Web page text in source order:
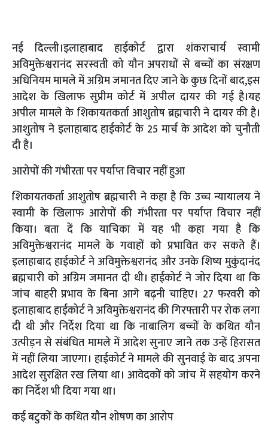
नई दिल्ली।इलाहाबाद हाईकोर्ट द्वारा शंकराचार्य स्वामी
अविमुक्तेश्वरानंद सरस्वती को यौन अपराधों से बच्चों का संरक्षण
अधिनियम मामले में अग्रिम जमानत दिए जाने के कुछ दिनों बाद,इस
आदेश के खिलाफ सुप्रीम कोर्ट में अपील दायर की गई है।यह
अपील मामले के शिकायतकर्ता आशुतोष ब्रह्मचारी ने दायर की है।
आशुतोष ने इलाहाबाद हाईकोर्ट के 25 मार्च के आदेश को चुनौती
दी है।
आरोपों की गंभीरता पर पर्याप्त विचार नहीं हुआ
शिकायतकर्ता आशुतोष ब्रह्मचारी ने कहा है कि उच्च न्यायालय ने
स्वामी के खिलाफ आरोपों की गंभीरता पर पर्याप्त विचार नहीं
किया। बता दें कि याचिका में यह भी कहा गया है कि
अविमुक्तेश्वरानंद मामले के गवाहों को प्रभावित कर सकते हैं।
इलाहाबाद हाईकोर्ट ने अविमुक्तेश्वरानंद और उनके शिष्य मुकुंदानंद
ब्रह्मचारी को अग्रिम जमानत दी थी। हाईकोर्ट ने जोर दिया था कि
जांच बाहरी प्रभाव के बिना आगे बढ़नी चाहिए। 27 फरवरी को
इलाहाबाद हाईकोर्ट ने अविमुक्तेश्वरानंद की गिरफ्तारी पर रोक लगा
दी थी और निर्देश दिया था कि नाबालिग बच्चों के कथित यौन
उत्पीड़न से संबंधित मामले में आदेश सुनाए जाने तक उन्हें हिरासत
में नहीं लिया जाएगा। हाईकोर्ट ने मामले की सुनवाई के बाद अपना
आदेश सुरक्षित रख लिया था। आवेदकों को जांच में सहयोग करने
का निर्देश भी दिया गया था।
कई बटुकों के कथित यौन शोषण का आरोप